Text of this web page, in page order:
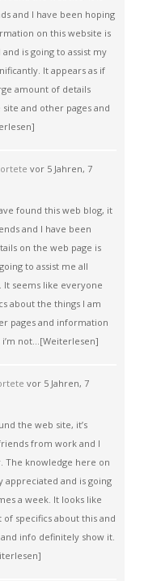
and I have been hoping
on this website is
is going to assist my
It appears as if
amount of details
and other pages and
vor 5 Jahren, 7
found this web blog, it
and I have been
on the web page is
to assist me all
seems like everyone
about the things I am
pages and information
not…[Weiterlesen]
vor 5 Jahren, 7
the web site, it’s
from work and I
The knowledge here on
appreciated and is going
a week. It looks like
specifics about this and
info definitely show it.